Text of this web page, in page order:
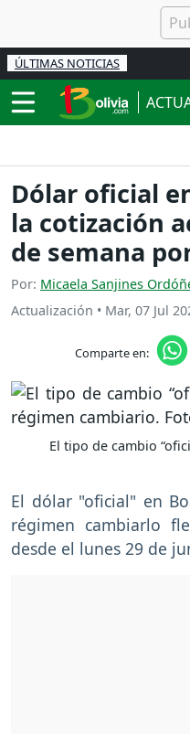
ÚLTIMAS NOTICIAS
Dólar oficial
la cotización
de semana
Por: Micaela Sanjines
Actualización • Mar, 07 Jul
Comparte en:
El tipo de cambio
El dólar "oficial" en
régimen cambiarlo
desde el lunes 29 de